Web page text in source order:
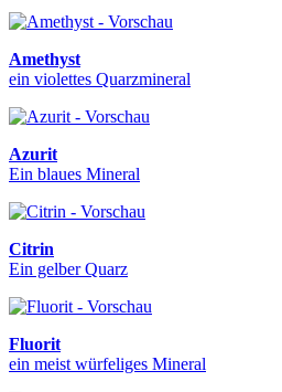
Amethyst
ein violettes Quarzmineral
Azurit
Ein blaues Mineral
Citrin
Ein gelber Quarz
Fluorit
ein meist würfeliges Mineral